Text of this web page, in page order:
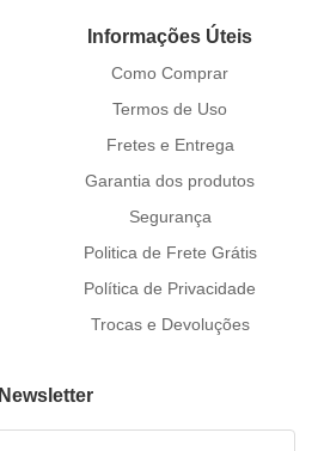
Informações Úteis
Como Comprar
Termos de Uso
Fretes e Entrega
Garantia dos produtos
Segurança
Politica de Frete Grátis
Política de Privacidade
Trocas e Devoluções
Newsletter